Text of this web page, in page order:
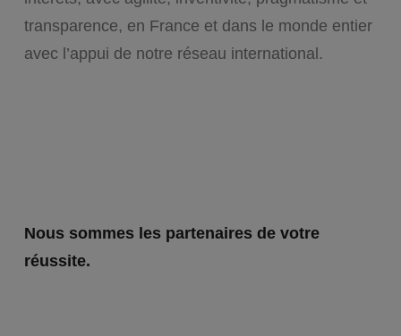
transparence, en France et dans le monde entier
avec l’appui de notre réseau international.
Nous sommes les partenaires de votre
réussite.